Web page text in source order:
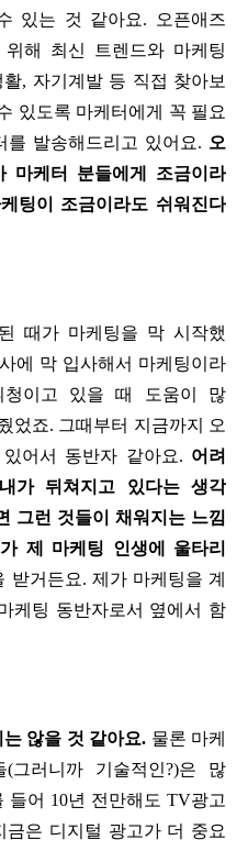
있는 것 같아요. 오픈애즈
해 최신 트렌드와 마케팅
, 자기계발 등 직접 찾아보
있도록 마케터에게 꼭 필요
를 발송해드리고 있어요. 오
마케터 분들에게 조금이라
팅이 조금이라도 쉬워진다
때가 마케팅을 막 시작했
에 막 입사해서 마케팅이라
청이고 있을 때 도움이 많
었죠. 그때부터 지금까지 오
어서 동반자 같아요. 어려
가 뒤쳐지고 있다는 생각
그런 것들이 채워지는 느낌
제 마케팅 인생에 울타리
받거든요. 제가 마케팅을 계
케팅 동반자로서 옆에서 함
않을 것 같아요. 물론 마케
그러니까 기술적인?)은 많
어 10년 전만해도 TV광고
금은 디지털 광고가 더 중요